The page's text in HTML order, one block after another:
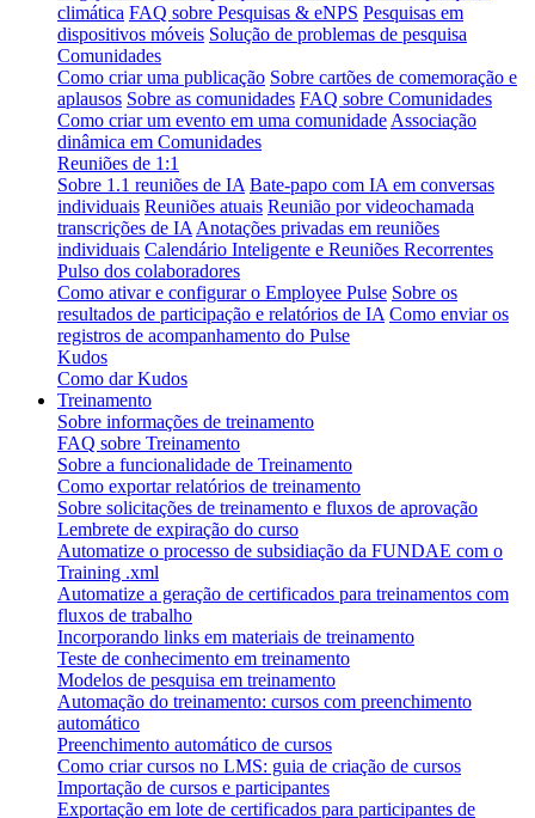
climática FAQ sobre Pesquisas & eNPS Pesquisas em
dispositivos móveis Solução de problemas de pesquisa
Comunidades
Como criar uma publicação Sobre cartões de comemoração e
aplausos Sobre as comunidades FAQ sobre Comunidades
Como criar um evento em uma comunidade Associação
dinâmica em Comunidades
Reuniões de 1:1
Sobre 1.1 reuniões de IA Bate-papo com IA em conversas
individuais Reuniões atuais Reunião por videochamada
transcrições de IA Anotações privadas em reuniões
individuais Calendário Inteligente e Reuniões Recorrentes
Pulso dos colaboradores
Como ativar e configurar o Employee Pulse Sobre os
resultados de participação e relatórios de IA Como enviar os
registros de acompanhamento do Pulse
Kudos
Como dar Kudos
Treinamento
Sobre informações de treinamento
FAQ sobre Treinamento
Sobre a funcionalidade de Treinamento
Como exportar relatórios de treinamento
Sobre solicitações de treinamento e fluxos de aprovação
Lembrete de expiração do curso
Automatize o processo de subsidiação da FUNDAE com o
Training .xml
Automatize a geração de certificados para treinamentos com
fluxos de trabalho
Incorporando links em materiais de treinamento
Teste de conhecimento em treinamento
Modelos de pesquisa em treinamento
Automação do treinamento: cursos com preenchimento
automático
Preenchimento automático de cursos
Como criar cursos no LMS: guia de criação de cursos
Importação de cursos e participantes
Exportação em lote de certificados para participantes de